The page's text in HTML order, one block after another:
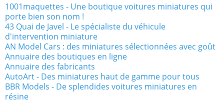
1001maquettes - Une boutique voitures miniatures qui
porte bien son nom !
43 Quai de Javel - Le spécialiste du véhicule
d'intervention miniature
AN Model Cars : des miniatures sélectionnées avec goût
Annuaire des boutiques en ligne
Annuaire des fabricants
AutoArt - Des miniatures haut de gamme pour tous
BBR Models - De splendides voitures miniatures en
résine